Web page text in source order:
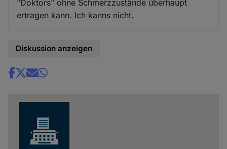
"Doktors" ohne Schmerzzustände überhaupt
ertragen kann. Ich kanns nicht.
Diskussion anzeigen
Share